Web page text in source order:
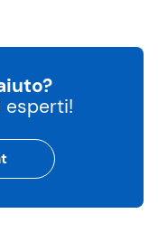
esperti!